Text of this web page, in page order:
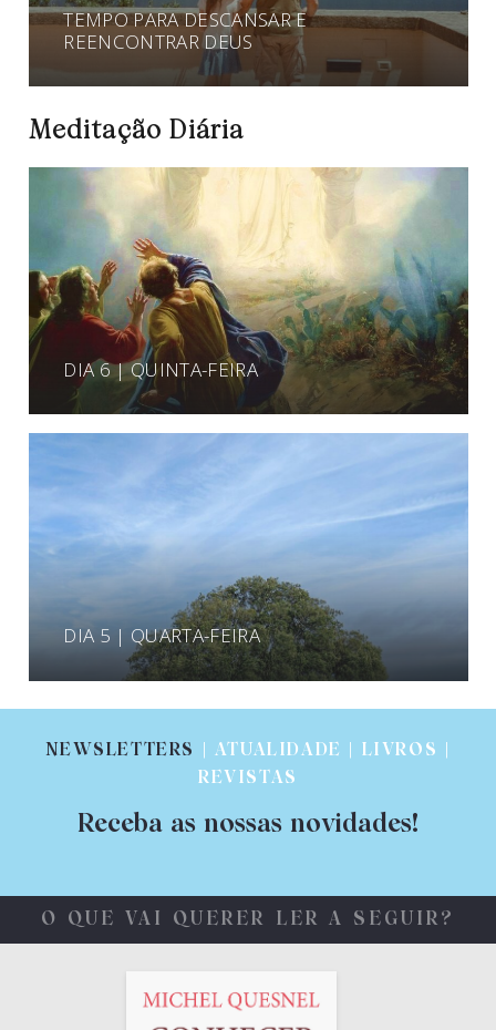
TEMPO PARA DESCANSAR E
REENCONTRAR DEUS
Meditação Diária
DIA 6 | QUINTA-FEIRA
DIA 5 | QUARTA-FEIRA
NEWSLETTERS
| ATUALIDADE | LIVROS |
REVISTAS
Receba as nossas novidades!
O QUE VAI QUERER LER A SEGUIR?